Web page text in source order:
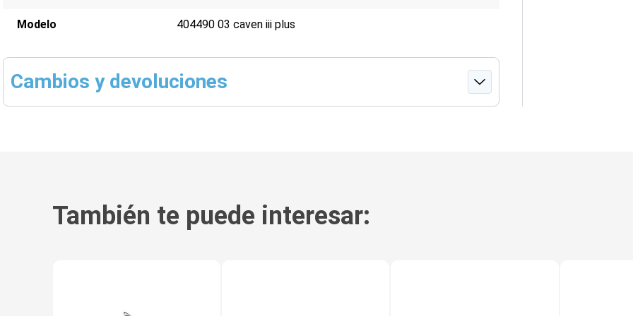
Modelo 404490 03 caven iii plus
Cambios y devoluciones
También te puede interesar: